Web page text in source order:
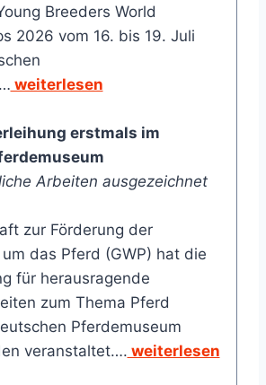
Breeders World
2026 vom 16. bis 19. Juli
weiterlesen
erstmals im
Arbeiten ausgezeichnet
zur Förderung der
das Pferd (GWP) hat die
für herausragende
zum Thema Pferd
Pferdemuseum
veranstaltet…. weiterlesen